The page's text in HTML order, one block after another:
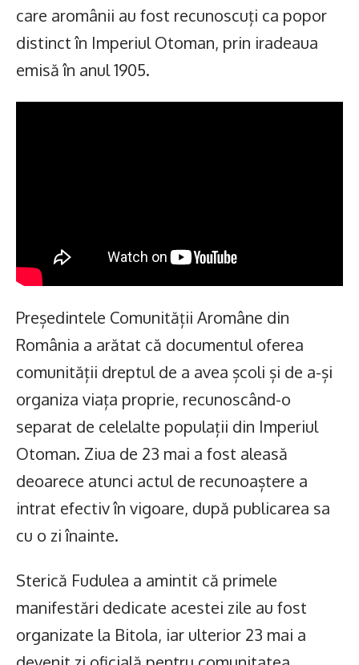
care aromânii au fost recunoscuți ca popor
distinct în Imperiul Otoman, prin iradeaua
emisă în anul 1905.
Președintele Comunității Aromâne din
România a arătat că documentul oferea
comunității dreptul de a avea școli și de a-și
organiza viața proprie, recunoscând-o
separat de celelalte populații din Imperiul
Otoman. Ziua de 23 mai a fost aleasă
deoarece atunci actul de recunoaștere a
intrat efectiv în vigoare, după publicarea sa
cu o zi înainte.
Sterică Fudulea a amintit că primele
manifestări dedicate acestei zile au fost
organizate la Bitola, iar ulterior 23 mai a